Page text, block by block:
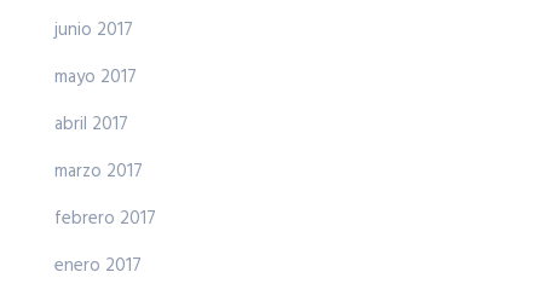
junio 2017
mayo 2017
abril 2017
marzo 2017
febrero 2017
enero 2017